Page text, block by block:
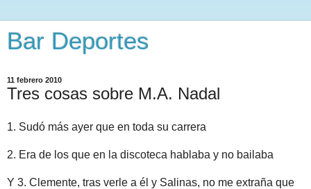
Bar Deportes
11 febrero 2010
Tres cosas sobre M.A. Nadal
1. Sudó más ayer que en toda su carrera
2. Era de los que en la discoteca hablaba y no bailaba
Y 3. Clemente, tras verle a él y Salinas, no me extraña que